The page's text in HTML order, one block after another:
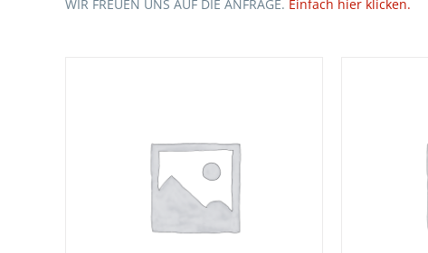
WIR FREUEN UNS AUF DIE ANFRAGE. Einfach hier klicken.